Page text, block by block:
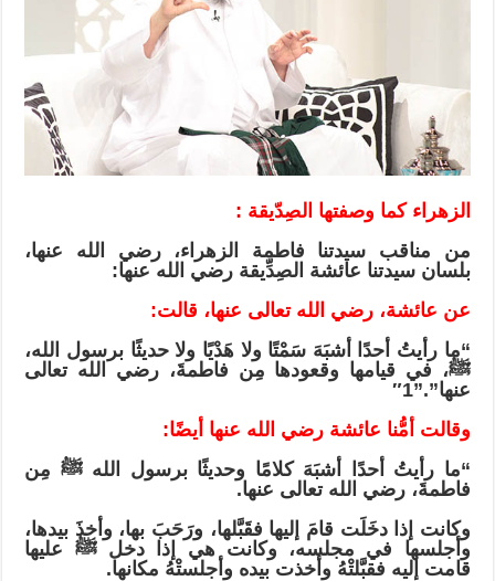
ملامح
فاطمة
الزهراء
بلسان
مغلقة
الزهراء كما وصفتها الصِدّيقة :
من مناقب سيدتنا فاطمة الزهراء، رضي الله عنها،
بلسان سيدتنا عائشة الصِدِّيقة رضي الله عنها:
عن عائشة، رضي الله تعالى عنها، قالت:
“ما رأيتُ أحدًا أشبَهَ سَمْتًا ولا هَدْيًا ولا حديثًا برسول الله،
ﷺ، في قيامها وقعودها مِن فاطمةَ، رضي الله تعالى
عنها”.”1″
وقالت أمُّنا عائشة رضي الله عنها أيضًا:
“ما رأيتُ أحدًا أشبَهَ كلامًا وحديثًا برسول الله ﷺ مِن
فاطمةَ، رضي الله تعالى عنها.
وكانت إذا دخَلَت قامَ إليها فقَبَّلها، ورَحَبَ بها، وأخذَ بيدها،
وأجلسها في مجلسه، وكانت هي إذا دخل ﷺ عليها
قامت إليه فقبَّلتْهُ وأخذت بيده وأجلستْهُ مكانها.